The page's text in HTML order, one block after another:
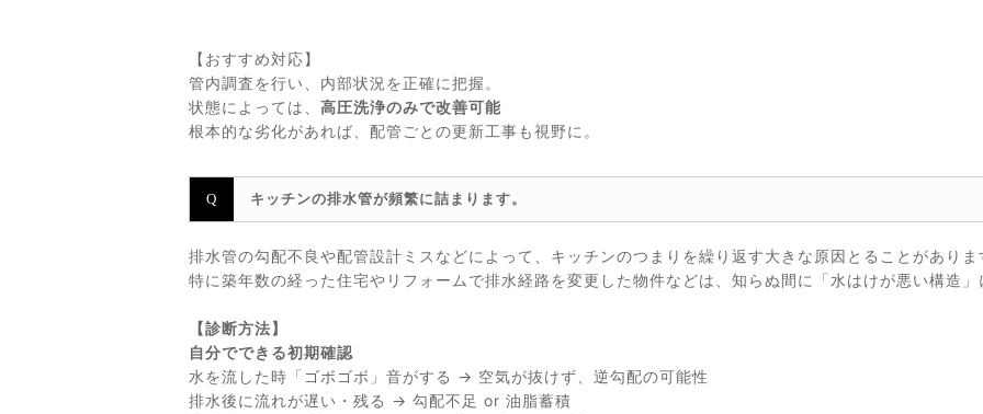
【おすすめ対応】
管内調査を行い、内部状況を正確に把握。
状態によっては、 高圧洗浄のみで改善可能
根本的な劣化があれば、配管ごとの更新工事も視野に。
キッチンの排水管が頻繁に詰まります。
排水管の勾配不良や配管設計ミスなどによって、キッチンのつまりを繰り返す大きな原因とることがありま
特に築年数の経った住宅やリフォームで排水経路を変更した物件などは、知らぬ間に「水はけが悪い構造
【診断方法】
自分でできる初期確認
水を流した時「ゴボゴボ」音がする → 空気が抜けず、逆勾配の可能性
排水後に流れが遅い・残る → 勾配不足 or 油脂蓄積